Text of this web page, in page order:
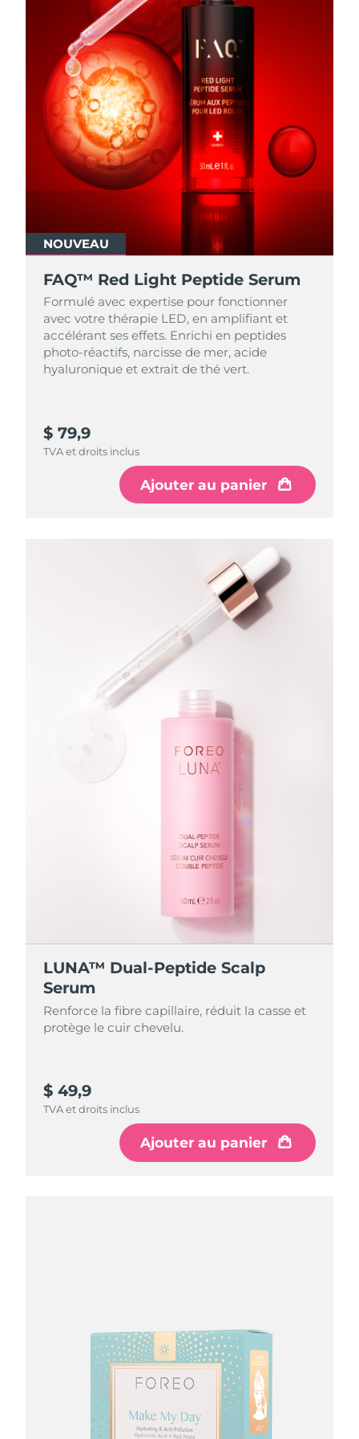
NOUVEAU
FAQ™ Red Light Peptide Serum
Formulé avec expertise pour fonctionner
avec votre thérapie LED, en amplifiant et
accélérant ses effets. Enrichi en peptides
photo-réactifs, narcisse de mer, acide
hyaluronique et extrait de thé vert.
$ 79,9
TVA et droits inclus
Ajouter au panier
LUNA™ Dual-Peptide Scalp
Serum
Renforce la fibre capillaire, réduit la casse et
protège le cuir chevelu.
$ 49,9
TVA et droits inclus
Ajouter au panier